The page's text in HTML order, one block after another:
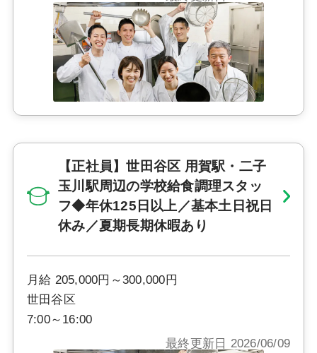
【正社員】世田谷区 用賀駅・二子
玉川駅周辺の学校給食調理スタッ
フ◆年休125日以上／基本土日祝日
休み／夏期長期休暇あり
月給 205,000円～300,000円
世田谷区
7:00～16:00
最終更新日 2026/06/09